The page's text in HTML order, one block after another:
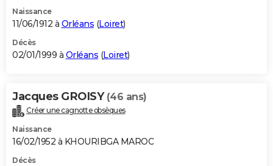
Naissance
11/06/1912 à Orléans (Loiret)
Décès
02/01/1999 à Orléans (Loiret)
Jacques GROISY (46 ans)
Créer une cagnotte obsèques
Naissance
16/02/1952 à KHOURIBGA MAROC
Décès